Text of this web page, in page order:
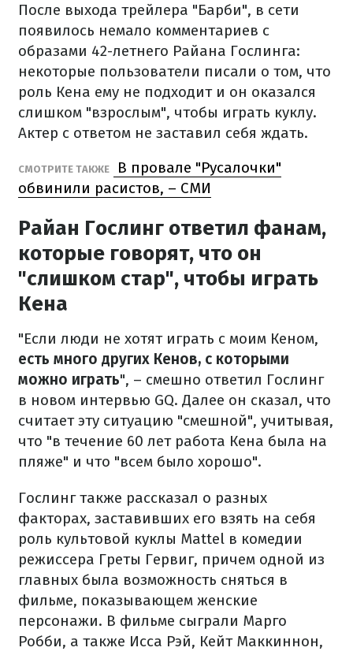
После выхода трейлера "Барби", в сети
появилось немало комментариев с
образами 42-летнего Райана Гослинга:
некоторые пользователи писали о том, что
роль Кена ему не подходит и он оказался
слишком "взрослым", чтобы играть куклу.
Актер с ответом не заставил себя ждать.
СМОТРИТЕ ТАКЖЕ
В провале "Русалочки"
обвинили расистов, – СМИ
Райан Гослинг ответил фанам,
которые говорят, что он
"слишком стар", чтобы играть
Кена
"Если люди не хотят играть с моим Кеном,
есть много других Кенов, с которыми
можно играть", – смешно ответил Гослинг
в новом интервью GQ. Далее он сказал, что
считает эту ситуацию "смешной", учитывая,
что "в течение 60 лет работа Кена была на
пляже" и что "всем было хорошо".
Гослинг также рассказал о разных
факторах, заставивших его взять на себя
роль культовой куклы Mattel в комедии
режиссера Греты Гервиг, причем одной из
главных была возможность сняться в
фильме, показывающем женские
персонажи. В фильме сыграли Марго
Робби, а также Исса Рэй, Кейт Маккиннон,